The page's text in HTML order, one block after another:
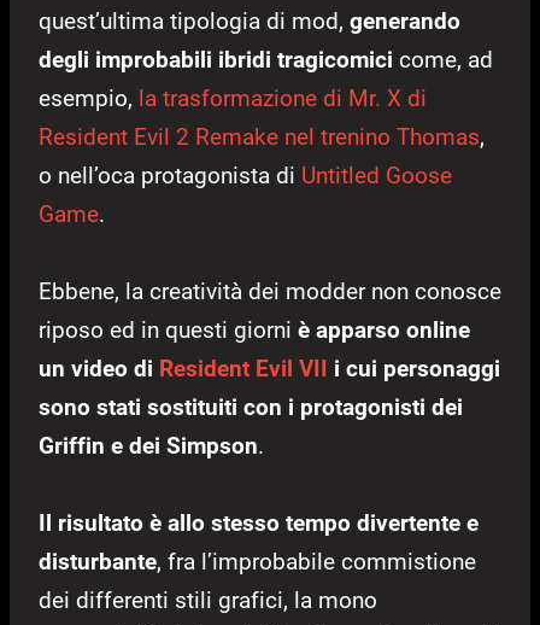
quest’ultima tipologia di mod, generando
degli improbabili ibridi tragicomici come, ad
esempio, la trasformazione di Mr. X di
Resident Evil 2 Remake nel trenino Thomas,
o nell’oca protagonista di Untitled Goose
Game.
Ebbene, la creatività dei modder non conosce
riposo ed in questi giorni è apparso online
un video di Resident Evil VII i cui personaggi
sono stati sostituiti con i protagonisti dei
Griffin e dei Simpson.
Il risultato è allo stesso tempo divertente e
disturbante, fra l’improbabile commistione
dei differenti stili grafici, la mono